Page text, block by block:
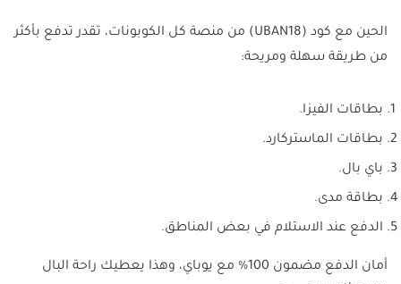
الحين مع كود (UBAN18) من منصة كل الكوبونات، تقدر تدفع بأكثر
من طريقة سهلة ومريحة:
بطاقات الفيزا.
بطاقات الماستركارد.
باي بال.
بطاقة مدى.
الدفع عند الاستلام في بعض المناطق.
أمان الدفع مضمون 100% مع يوباي، وهذا يعطيك راحة البال